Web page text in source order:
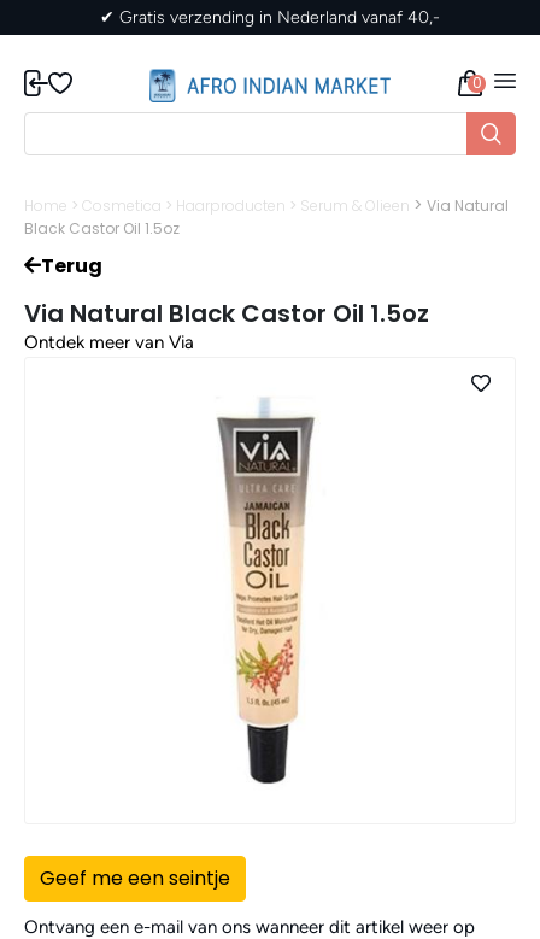
in Nederland vanaf 40,- ✔ Gratis
0
Home > Cosmetica > Haarproducten > Serum & Olieen > Via Natural
Black Castor Oil 1.5oz
Terug
Via Natural Black Castor Oil 1.5oz
Ontdek meer van Via
Geef me een seintje
Ontvang een e-mail van ons wanneer dit artikel weer op